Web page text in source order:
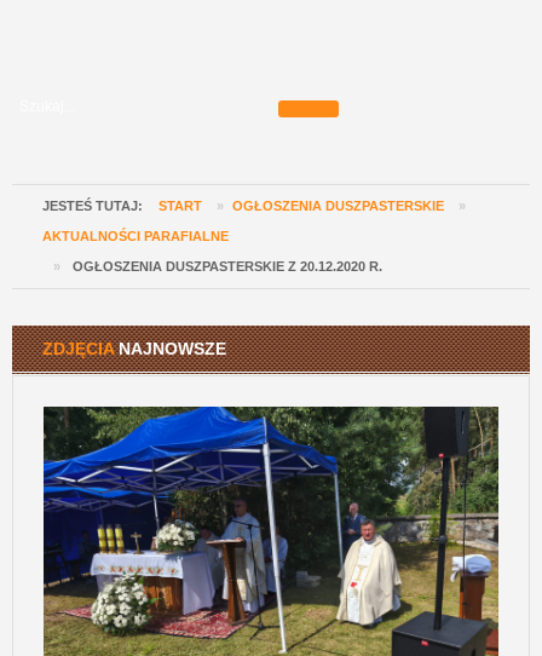
JESTEŚ TUTAJ: START » OGŁOSZENIA DUSZPASTERSKIE »
AKTUALNOŚCI PARAFIALNE
» OGŁOSZENIA DUSZPASTERSKIE Z 20.12.2020 R.
ZDJĘCIANAJNOWSZE